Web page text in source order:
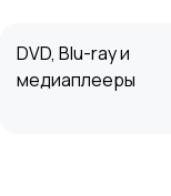
DVD, Blu-ray и
медиаплееры